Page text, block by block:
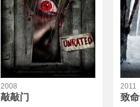
2008
敲敲门
2011
致